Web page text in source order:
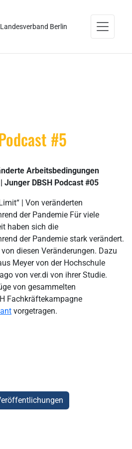
Landesverband Berlin
#5
Arbeitsbedingungen
DBSH Podcast #05
| Von veränderten
der Pandemie Für viele
haben sich die
der Pandemie stark verändert.
diesen Veränderungen. Dazu
Meyer von der Hochschule
von ver.di von ihrer Studie.
von gesammelten
Fachkräftekampagne
vorgetragen.